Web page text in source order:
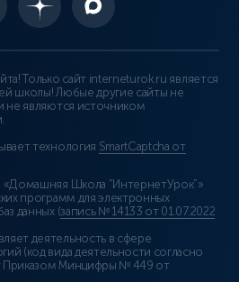
Только сайт interneturok.ru является
школы! Любые другие сайты не
являются источником
технология SmartCaptcha от
«Домашняя Школа “ИнтернетУрок”»
программ для электронных
данных (запись № 14133 от 01.07.2022
деятельность в сфере
(код вида деятельности согласно
Минцифры № 449 от